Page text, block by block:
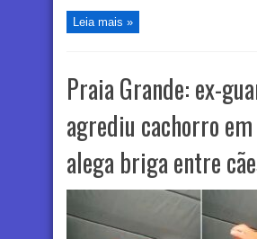
Leia mais »
Praia Grande: ex-
agrediu cachorro
alega briga entre